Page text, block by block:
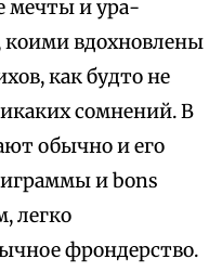
мечты и ура-
коими вдохновлены
как будто не
сомнений. В
обычно и его
и bons
легко
фрондерство.